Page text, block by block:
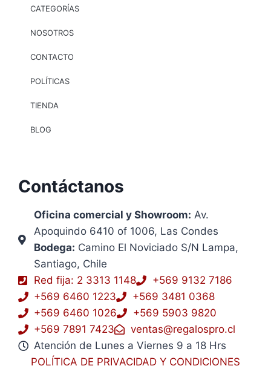
Contáctanos
Oficina comercial y Showroom: Av.
Apoquindo 6410 of 1006, Las Condes
Bodega: Camino El Noviciado S/N Lampa,
Santiago, Chile
Red fija: 2 3313 1148
+569 9132 7186
+569 6460 1223
+569 3481 0368
+569 6460 1026
+569 5903 9820
+569 7891 7423
ventas@regalospro.cl
Atención de Lunes a Viernes 9 a 18 Hrs
POLÍTICA DE PRIVACIDAD Y CONDICIONES
CATEGORÍAS
NOSOTROS
CONTACTO
POLÍTICAS
TIENDA
BLOG